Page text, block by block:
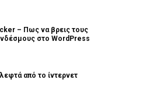
– Πως να βρεις τους
στο WordPress
από το ίντερνετ